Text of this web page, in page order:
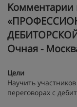
Kомментарии
Очная -
Цели
Научить
переговорах с